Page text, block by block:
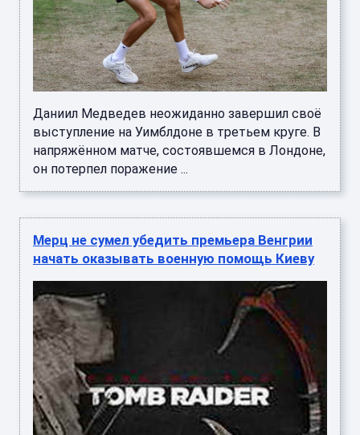
Даниил Медведев неожиданно завершил своё
выступление на Уимблдоне в третьем круге. В
напряжённом матче, состоявшемся в Лондоне,
он потерпел поражение ...
Мерц не сумел убедить премьера Венгрии
начать оказывать военную помощь Киеву